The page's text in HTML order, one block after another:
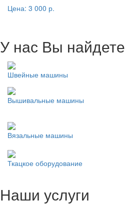
Цена: 3 000 р.
У нас Вы найдете
Швейные машины
Вышивальные машины
Вязальные машины
Ткацкое оборудование
Наши услуги